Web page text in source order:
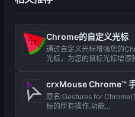
Chrome的自定义光标
通过自定义光标增强您的
光标，为您的鼠标光标增添
crxMouse Chrome™
原名:Gestures for
标的所有操作.功能...